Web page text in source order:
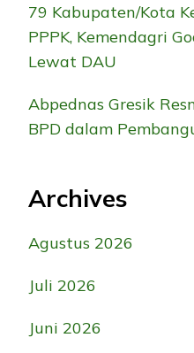
79 Kabupaten/Kota
PPPK, Kemendagri
Lewat DAU
Abpednas Gresik
BPD dalam
Archives
Agustus 2026
Juli 2026
Juni 2026